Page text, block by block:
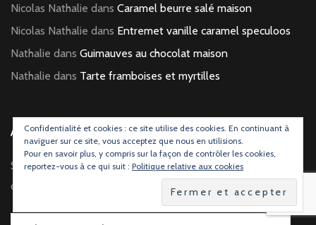
Nicolas Nathalie dans Caramel beurre salé maison
Nicolas Nathalie dans Entremet vanille caramel speculoos
Nathalie dans Guimauves au chocolat maison
Nathalie dans Tarte framboises et myrtilles
ABONNEZ-VOUS AU BLOG !
Saisissez votre adresse e-mail et recevez une notification à
chaque nouvelle recette publiée.
Confidentialité et cookies : ce site utilise des cookies. En continuant à
naviguer sur ce site, vous acceptez que nous en utilisions.
Pour en savoir plus, y compris sur la façon de contrôler les cookies,
reportez-vous à ce qui suit : Politique relative aux cookies